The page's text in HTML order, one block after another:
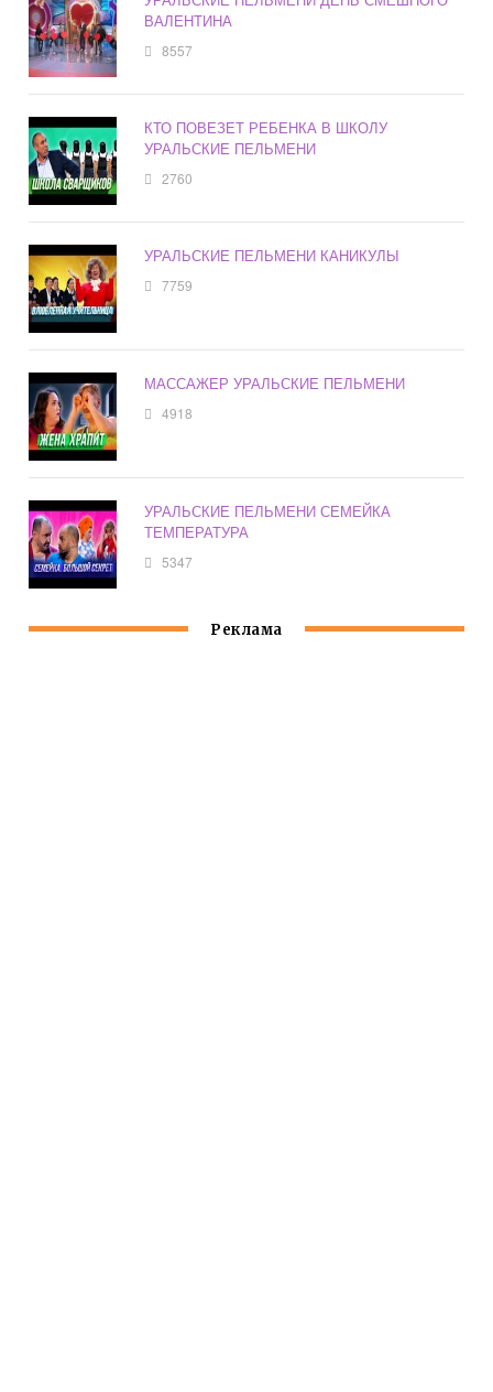
ВАЛЕНТИНА
8557
КТО ПОВЕЗЕТ РЕБЕНКА В ШКОЛУ
УРАЛЬСКИЕ ПЕЛЬМЕНИ
2760
УРАЛЬСКИЕ ПЕЛЬМЕНИ КАНИКУЛЫ
7759
МАССАЖЕР УРАЛЬСКИЕ ПЕЛЬМЕНИ
4918
УРАЛЬСКИЕ ПЕЛЬМЕНИ СЕМЕЙКА
ТЕМПЕРАТУРА
5347
Реклама